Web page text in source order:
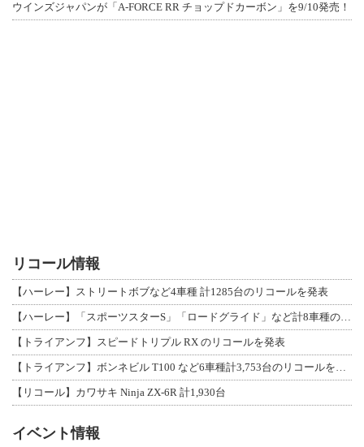
ウインズジャパンが「A-FORCE RR チョップドカーボン」を9/10発売！
リコール情報
【ハーレー】ストリートボブなど4車種 計1285台のリコールを発表
【ハーレー】「スポーツスターS」「ロードグライド」など計8車種のリコールを発表
【トライアンフ】スピードトリプル RX のリコールを発表
【トライアンフ】ボンネビル T100 など6車種計3,753台のリコールを発表
【リコール】カワサキ Ninja ZX-6R 計1,930台
イベント情報